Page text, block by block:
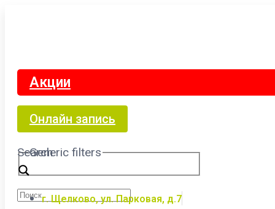
Акции
Онлайн запись
Search
Generic filters
г. Щелково, ул. Парковая, д.7